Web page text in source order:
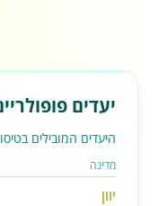
יעדים פופולריים
היעדים המובילים
מדינה
יוון